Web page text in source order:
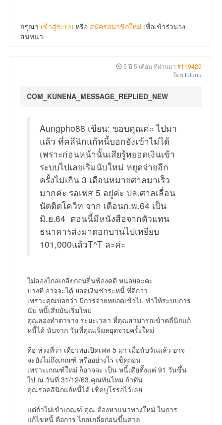
กรุณา เข้าสู่ระบบ หรือ สมัครสมาชิกใหม่ เพื่อเข้าร่วมวง
สนทนา
5 ปี 5 เดือน ที่ผ่านมา #119420
โดย tulunu
COM_KUNENA_MESSAGE_REPLIED_NEW
Aungpho88 เขียน: ขอบคุณค่ะ ไปมา
แล้ว ที่คลีนิกแก้หนี้บอกยังเข้าไม่ได้
เพราะก่อนหน้านั้นเสียรู้หยอดเงินเข้า
ระบบไปเลยเริ่มนับใหม่ หยุดจ่ายอีก
ครั้งไม่เกิน 3 เดือนหมายศาลมาเร็ว
มากค่ะ รอเฟส 5 อยู่ค่ะ ปล.ศาลเลื่อน
นัดติดโควิท จาก เดือนก.พ.64 เป็น
มิ.ย.64 ตอนนี้มีหนังสือจากตัวแทน
ธนาคารส่งมาดอกบานไปเหยียบ
101,000แล้วT^T ละค่ะ
ไม่ลองไกล่เกลี่ยก่อนยื่นฟ้องคดี หน่อยละคะ
บางที อาจจะได้ ยอดเงินชำระหนี้ ที่ดีกว่า
เพราะคุณบอกว่า มีการจ่ายหยอดเข้าไป ทำให้ระบบการ
นับ หนี้เสียมันเริ่มใหม่
คุณลองทำตาราง ระยะเวลา ที่คุณสามารถเข้าคลีนิกแก้
หนี้ได้ นับจาก วันที่คุณเริ่มหยุดจ่ายครั้งใหม่
คือ ห่วงที่ว่า เดี่ยวพอเปิดเฟส 5 มา เมื่อนับวันแล้ว อาจ
จะยังไม่ถึงเกณฑ์ หรืออย่างไร เช็คก่อน
เพราะเกณฑ์ใหม่ ก็อาจจะ เป็น หนี้เสียตั้งแต่ 91 วันขึ้น
ไป ณ วันที่ 31/12/63 คุณทันไหม ถ้าทัน
คุณรอคลีนิกแก้หนี้ได้ เช็คบูโรรอไว้เลย
แต่ถ้าไม่เข้าเกณฑ์ คุณ ต้องหาแนวทางใหม่ ในการ
แก้ไขหนี้ คือการ ไกล่เกลี่ยก่อนขึ้นศาล